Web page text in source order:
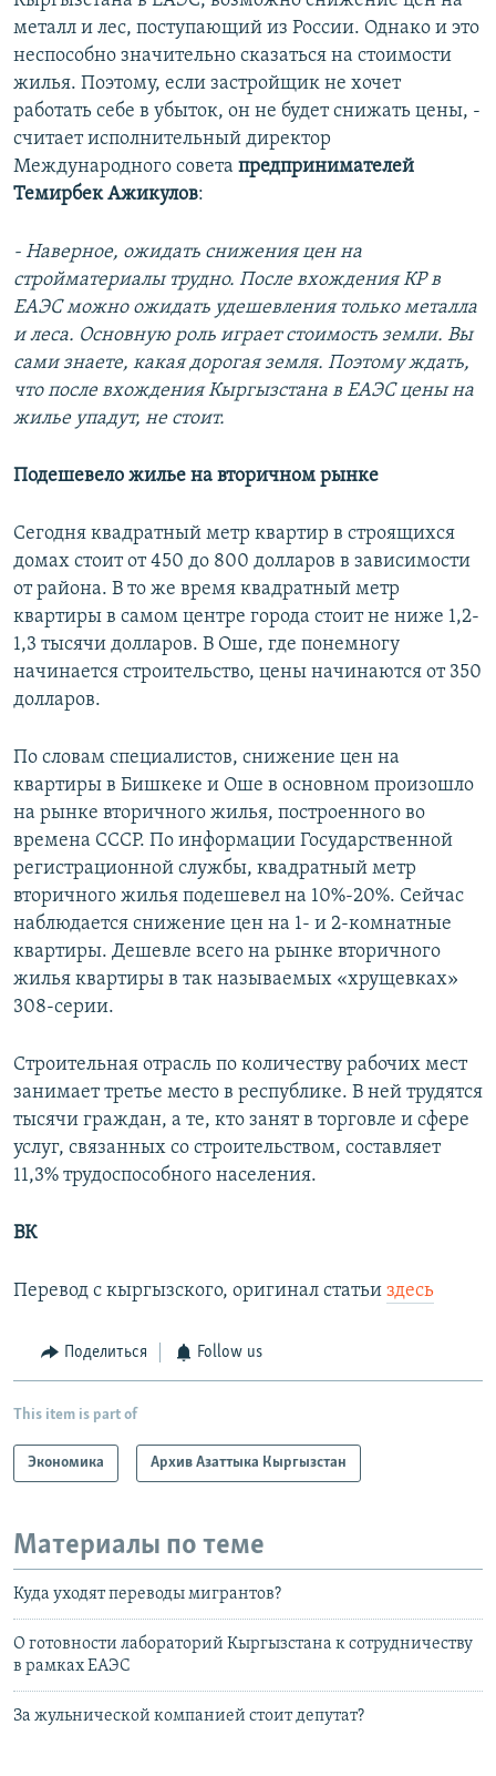
металл и лес, поступающий из России. Однако и это
неспособно значительно сказаться на стоимости
жилья. Поэтому, если застройщик не хочет
работать себе в убыток, он не будет снижать цены, -
считает исполнительный директор
Международного совета предпринимателей
Темирбек Ажикулов:
- Наверное, ожидать снижения цен на
стройматериалы трудно. После вхождения КР в
ЕАЭС можно ожидать удешевления только металла
и леса. Основную роль играет стоимость земли. Вы
сами знаете, какая дорогая земля. Поэтому ждать,
что после вхождения Кыргызстана в ЕАЭС цены на
жилье упадут, не стоит.
Подешевело жилье на вторичном рынке
Сегодня квадратный метр квартир в строящихся
домах стоит от 450 до 800 долларов в зависимости
от района. В то же время квадратный метр
квартиры в самом центре города стоит не ниже 1,2-
1,3 тысячи долларов. В Оше, где понемногу
начинается строительство, цены начинаются от 350
долларов.
По словам специалистов, снижение цен на
квартиры в Бишкеке и Оше в основном произошло
на рынке вторичного жилья, построенного во
времена СССР. По информации Государственной
регистрационной службы, квадратный метр
вторичного жилья подешевел на 10%-20%. Сейчас
наблюдается снижение цен на 1- и 2-комнатные
квартиры. Дешевле всего на рынке вторичного
жилья квартиры в так называемых «хрущевках»
308-серии.
Строительная отрасль по количеству рабочих мест
занимает третье место в республике. В ней трудятся
тысячи граждан, а те, кто занят в торговле и сфере
услуг, связанных со строительством, составляет
11,3% трудоспособного населения.
ВК
Перевод с кыргызского, оригинал статьи здесь
Поделиться Follow us
This item is part of
Экономика Архив Азаттыка Кыргызстан
Материалы по теме
Куда уходят переводы мигрантов?
О готовности лабораторий Кыргызстана к сотрудничеству
в рамках ЕАЭС
За жульнической компанией стоит депутат?